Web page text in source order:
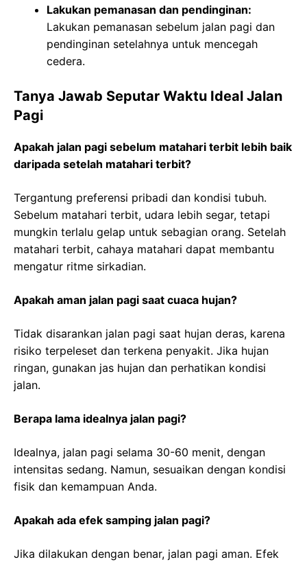
Lakukan pemanasan dan pendinginan:
Lakukan pemanasan sebelum jalan pagi dan
pendinginan setelahnya untuk mencegah
cedera.
Tanya Jawab Seputar Waktu Ideal Jalan
Pagi
Apakah jalan pagi sebelum matahari terbit lebih baik
daripada setelah matahari terbit?
Tergantung preferensi pribadi dan kondisi tubuh.
Sebelum matahari terbit, udara lebih segar, tetapi
mungkin terlalu gelap untuk sebagian orang. Setelah
matahari terbit, cahaya matahari dapat membantu
mengatur ritme sirkadian.
Apakah aman jalan pagi saat cuaca hujan?
Tidak disarankan jalan pagi saat hujan deras, karena
risiko terpeleset dan terkena penyakit. Jika hujan
ringan, gunakan jas hujan dan perhatikan kondisi
jalan.
Berapa lama idealnya jalan pagi?
Idealnya, jalan pagi selama 30-60 menit, dengan
intensitas sedang. Namun, sesuaikan dengan kondisi
fisik dan kemampuan Anda.
Apakah ada efek samping jalan pagi?
Jika dilakukan dengan benar, jalan pagi aman. Efek